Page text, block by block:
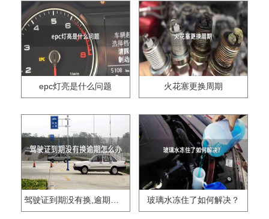
epc灯亮是什么问题 火花塞更换周期
驾驶证到期没有换,逾期怎么办?? 玻璃水冻住了如何解决？